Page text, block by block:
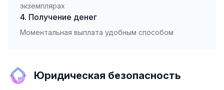
экземплярах
4. Получение денег
Моментальная выплата удобным способом
Юридическая безопасность